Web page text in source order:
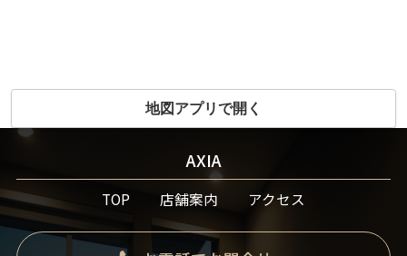
地図アプリで開く
AXIA
TOP 店舗案内 アクセス